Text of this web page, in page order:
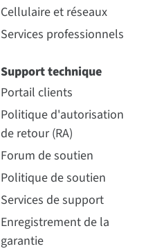
Cellulaire et réseaux
Services professionnels
Support technique
Portail clients
Politique d'autorisation
de retour (RA)
Forum de soutien
Politique de soutien
Services de support
Enregistrement de la
garantie